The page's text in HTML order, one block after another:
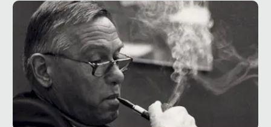
successo enorme con oltre 20 milioni di dipendenti pubblici e
privati che incrociano le braccia e il Paese di fatto paralizzato
per 24 ore